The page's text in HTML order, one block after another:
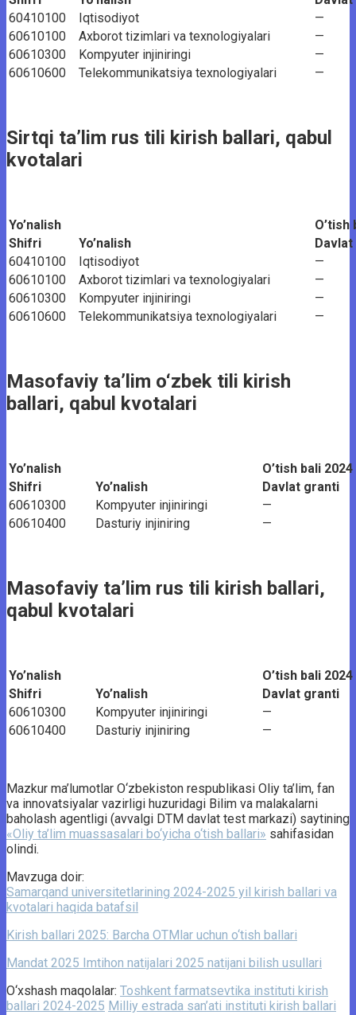
60410100
Iqtisodiyot
—
60610100
Axborot tizimlari va texnologiyalari
—
60610300
Kompyuter injiniringi
—
60610600
Telekommunikatsiya texnologiyalari —
Sirtqi ta’lim rus tili kirish ballari, qabul
kvotalari
Yo’nalish
O’tish
Shifri
Yo’nalish
60410100
Iqtisodiyot
—
60610100
Axborot tizimlari va texnologiyalari
—
60610300
Kompyuter injiniringi
—
60610600
Telekommunikatsiya texnologiyalari —
Masofaviy ta’lim o‘zbek tili kirish
ballari, qabul kvotalari
Yo’nalish
O’tish bali 2024
Shifri
Yo’nalish
Davlat granti
60610300
Kompyuter injiniringi
—
60610400
Dasturiy injiniring —
Masofaviy ta’lim rus tili kirish ballari,
qabul kvotalari
Yo’nalish
O’tish bali 2024
Shifri
Yo’nalish
Davlat granti
60610300
Kompyuter injiniringi
—
60610400
Dasturiy injiniring —
Mazkur ma’lumotlar O‘zbekiston respublikasi Oliy ta’lim, fan
va innovatsiyalar vazirligi huzuridagi Bilim va malakalarni
baholash agentligi (avvalgi DTM davlat test markazi) saytining
«Oliy ta’lim muassasalari bo‘yicha o‘tish ballari» sahifasidan
olindi.
Mavzuga doir:
Samarqand universitetlarining 2024-2025 yil kirish ballari va
kvotalari haqida batafsil
Kirish ballari 2025: Barcha OTMlar uchun o‘tish ballari
Mandat 2025 Imtihon natijalari 2025 natijani bilish usullari
O‘xshash maqolalar: Toshkent farmatsevtika instituti kirish
ballari 2024-2025 Milliy estrada san’ati instituti kirish ballari